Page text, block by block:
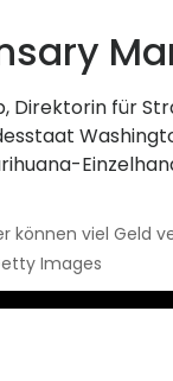
können viel Geld
Images